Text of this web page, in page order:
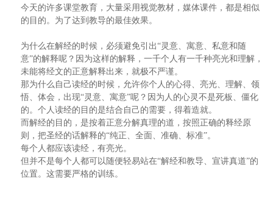
今天的许多课堂教育，大量采用视觉教材，媒体课件，都是相似
的目的。为了达到教导的最佳效果。
为什么在解经的时候，必须避免引出“灵意、寓意、私意和随
意”的解释呢？因为这样的解释，一千个人有一千种亮光和理解，
未能将经文的正意解释出来，就极不严谨。
那为什么自己读经的时候，允许你个人的心得、亮光、理解、领
悟、体会，出现“灵意、寓意”呢？因为人的心灵不是死板、僵化
的。个人读经的目的是结合自己的需要，得着造就。
而解经的目的，是按着正意分解真理的道，按照正确的释经原
则，把圣经的话解释的“纯正、全面、准确、标准”。
每个人都应该读经，有亮光。
但并不是每个人都可以随便轻易站在“解经和教导、宣讲真道”的
位置。这需要严格的训练。